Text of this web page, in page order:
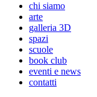
chi siamo
arte
galleria 3D
spazi
scuole
book club
eventi e news
contatti